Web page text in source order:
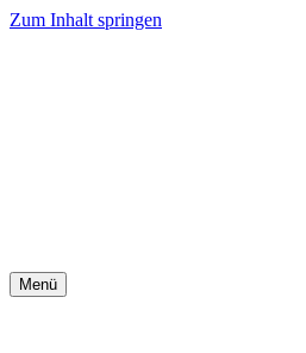
Zum Inhalt springen
Menü